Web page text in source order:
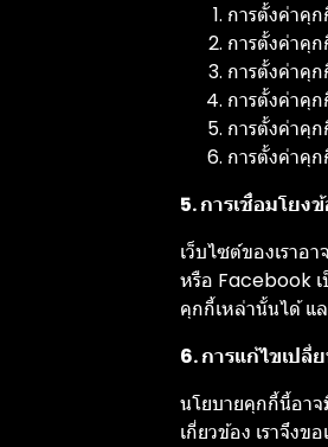
การตั้งค่าคุก
การตั้งค่าคุก
การตั้งค่าคุก
การตั้งค่าคุก
การตั้งค่าคุก
การตั้งค่าคุก
5. การเชื่อมโยง
เว็บไซต์ของเราอ
หรือ Facebook เ
คุกกี้เหล่านั้นได้ แ
6. การแก้ไขเป
นโยบายคุกกี้นี้อา
เกี่ยวข้อง เราจึง